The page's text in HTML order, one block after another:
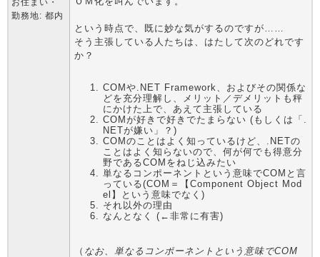
お住まい・
勤務地: 都内
という時点で、既に妙な気がするのですが……
そう主張している人たちは、はたして次のどれです
か？
COMや.NET Framework、およびその関係な
どを充分理解し、メリット／デメリットも秤
にかけた上で、あえて主張している
COMが好きで好きでたまらない (もしくは「.
NETが嫌い」？)
COMのことはよく知っているけど、.NETの
ことはよく知らないので、何が何でも得意分
野であるCOMをねじ込みたい
単なるコンポーネントという意味でCOMと言
っている(COM＝【Component Object Mod
el】という意味でなく)
それ以外の理由
なんとなく (←非常に有害)
（ なお、単なるコンポーネントという意味でCOM